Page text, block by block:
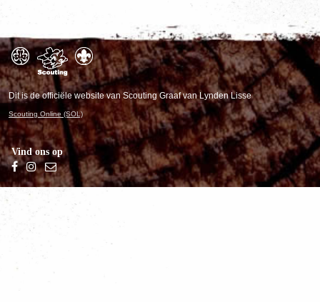
Dit is de officiële website van Scouting Graaf van Lynden Lisse
Scouting Online (SOL)
Vind ons op